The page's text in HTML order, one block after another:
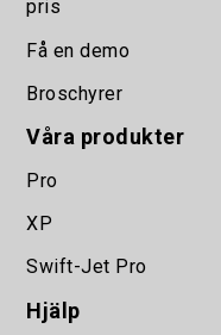
pris
Få en demo
Broschyrer
Våra produkter
Pro
XP
Swift-Jet Pro
Hjälp